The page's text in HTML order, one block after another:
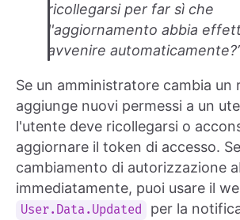
ricollegarsi per far sì che
l'aggiornamento abbia
avvenire
Se un amministratore cambia un
aggiunge nuovi permessi a un
l'utente deve ricollegarsi o
aggiornare il token di accesso.
cambiamento di autorizzazione
immediatamente, puoi usare il
User.Data.Updated
per la